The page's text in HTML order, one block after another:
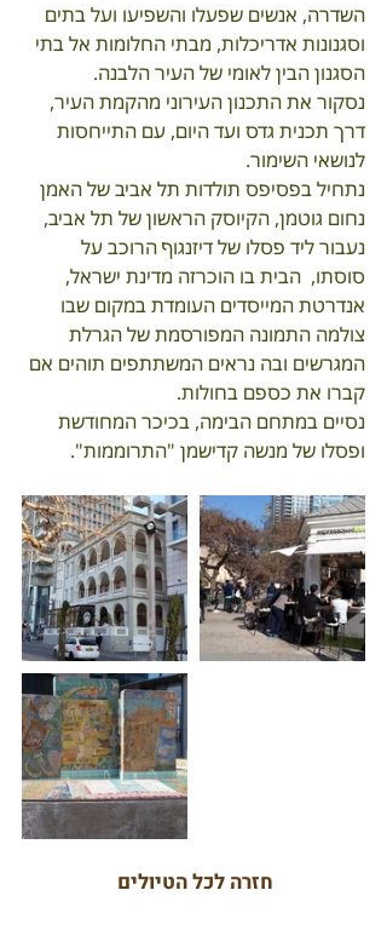
השדרה, אנשים שפעלו והשפיעו ועל בתים
וסגנונות אדריכלות, מבתי החלומות אל בתי
הסגנון הבין לאומי של העיר הלבנה.
נסקור את התכנון העירוני מהקמת העיר,
דרך תכנית גדס ועד היום, עם התייחסות
לנושאי השימור.
נתחיל בפסיפס תולדות תל אביב של האמן
נחום גוטמן, הקיוסק הראשון של תל אביב,
נעבור ליד פסלו של דיזנגוף הרוכב על
סוסתו,  הבית בו הוכרזה מדינת ישראל,
אנדרטת המייסדים העומדת במקום שבו
צולמה התמונה המפורסמת של הגרלת
המגרשים ובה נראים המשתתפים תוהים אם
קברו את כספם בחולות.
נסיים במתחם הבימה, בכיכר המחודשת
ופסלו של מנשה קדישמן "התרוממות".
חזרה לכל הטיולים